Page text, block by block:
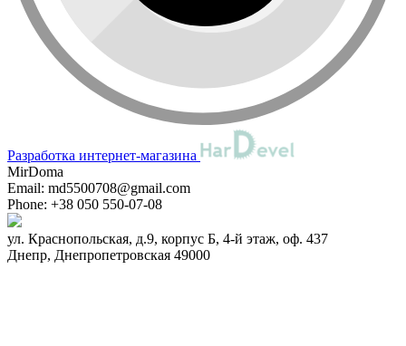
Разработка интернет-магазина
MirDoma
Email: md5500708@gmail.com
Phone: +38 050 550-07-08
ул. Краснопольская, д.9, корпус Б, 4-й этаж, оф. 437
Днепр, Днепропетровская 49000